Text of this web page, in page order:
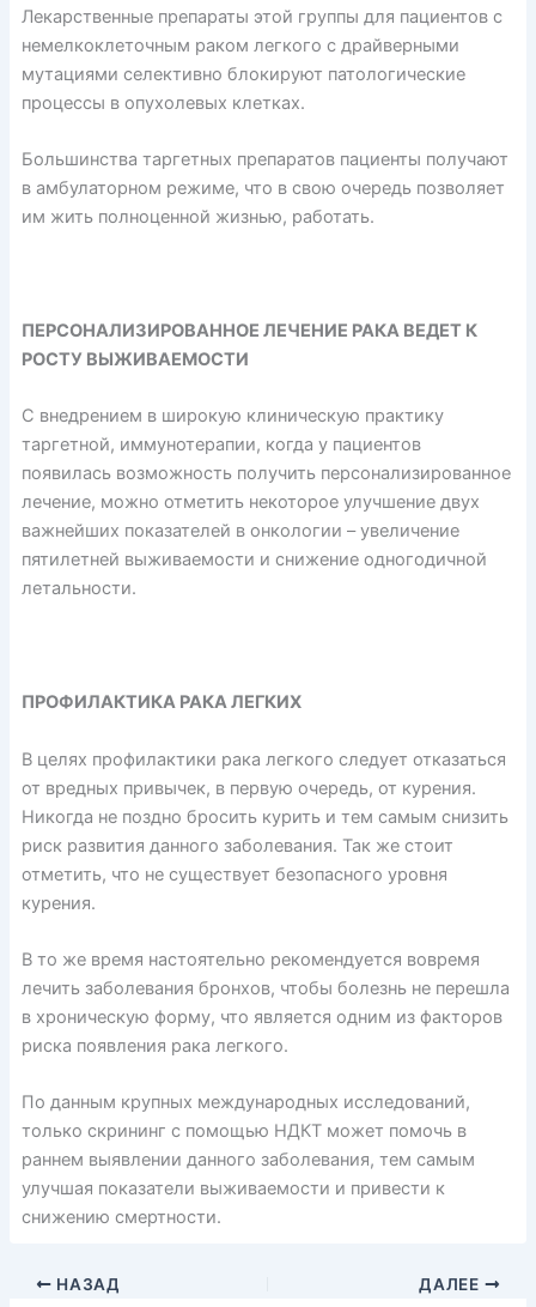
Лекарственные препараты этой группы для пациентов с
немелкоклеточным раком легкого с драйверными
мутациями селективно блокируют патологические
процессы в опухолевых клетках.
Большинства таргетных препаратов пациенты получают
в амбулаторном режиме, что в свою очередь позволяет
им жить полноценной жизнью, работать.
ПЕРСОНАЛИЗИРОВАННОЕ ЛЕЧЕНИЕ РАКА ВЕДЕТ К
РОСТУ ВЫЖИВАЕМОСТИ
С внедрением в широкую клиническую практику
таргетной, иммунотерапии, когда у пациентов
появилась возможность получить персонализированное
лечение, можно отметить некоторое улучшение двух
важнейших показателей в онкологии – увеличение
пятилетней выживаемости и снижение одногодичной
летальности.
ПРОФИЛАКТИКА РАКА ЛЕГКИХ
В целях профилактики рака легкого следует отказаться
от вредных привычек, в первую очередь, от курения.
Никогда не поздно бросить курить и тем самым снизить
риск развития данного заболевания. Так же стоит
отметить, что не существует безопасного уровня
курения.
В то же время настоятельно рекомендуется вовремя
лечить заболевания бронхов, чтобы болезнь не перешла
в хроническую форму, что является одним из факторов
риска появления рака легкого.
По данным крупных международных исследований,
только скрининг с помощью НДКТ может помочь в
раннем выявлении данного заболевания, тем самым
улучшая показатели выживаемости и привести к
снижению смертности.
НАЗАД ДАЛЕЕ